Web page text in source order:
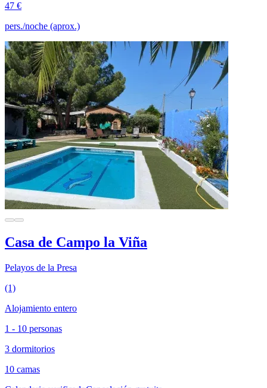
47 €
pers./noche (aprox.)
Casa de Campo la Viña
Pelayos de la Presa
(1)
Alojamiento entero
1 - 10 personas
3 dormitorios
10 camas